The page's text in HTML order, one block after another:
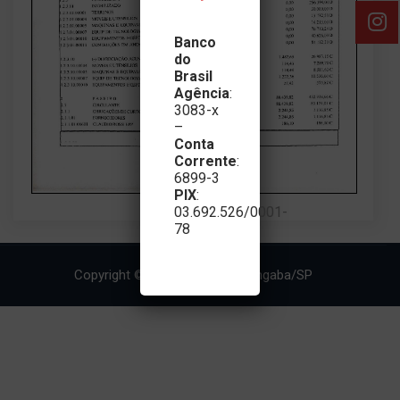
Copyright © 2026 APAE - Morungaba/SP
Banco
do
Brasil
Agência:
3083-x
–
Conta
Corrente:
6899-3
PIX:
03.692.526/0001-
78